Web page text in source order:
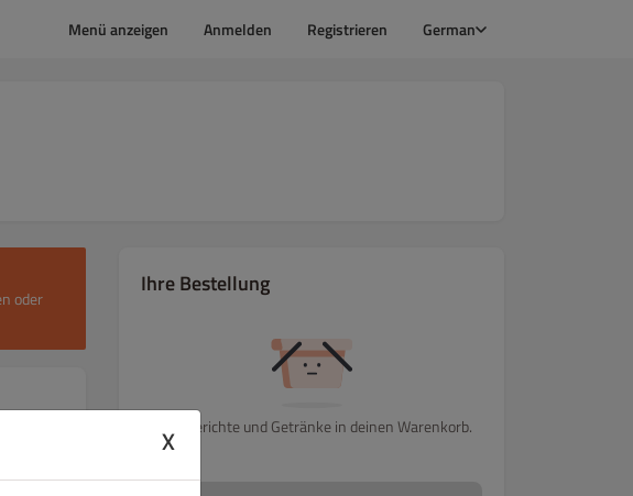
Menü anzeigen Anmelden Registrieren German
oder
Ihre Bestellung
Lege Gerichte und Getränke in deinen Warenkorb.
X